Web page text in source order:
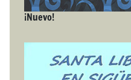
¡Nuevo!